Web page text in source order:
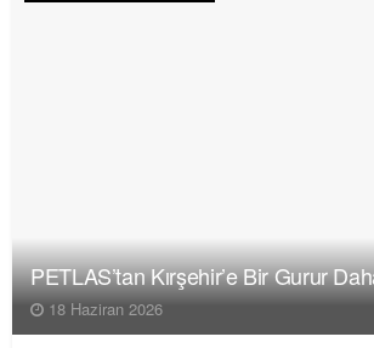
PETLAS’tan Kırşehir’e Bir Gurur
18 Haziran 2026